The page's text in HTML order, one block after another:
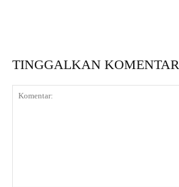
TINGGALKAN KOMENTAR